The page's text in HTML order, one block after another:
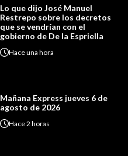
Lo que dijo José Manuel
Restrepo sobre los decretos
que se vendrían con el
gobierno de De la Espriella
Haceuna hora
Mañana Express jueves 6 de
agosto de 2026
Hace2 horas